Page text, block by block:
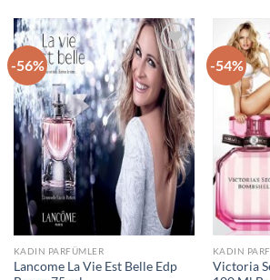
-56%
İstek
Listeme
Ekle
KADIN PARFÜMLER
Lancome La Vie Est Belle Edp
-54%
KADIN
Victoria